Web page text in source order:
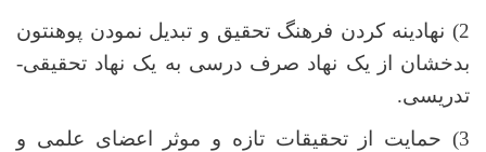
2) نهادینه‌ کردن فرهنگ تحقیق و تبدیل نمودن پوهنتون
بدخشان از یک نهاد صرف درسی به یک نهاد تحقیقی-
تدریسی.
3) حمایت از تحقیقات تازه و موثر اعضای علمی و